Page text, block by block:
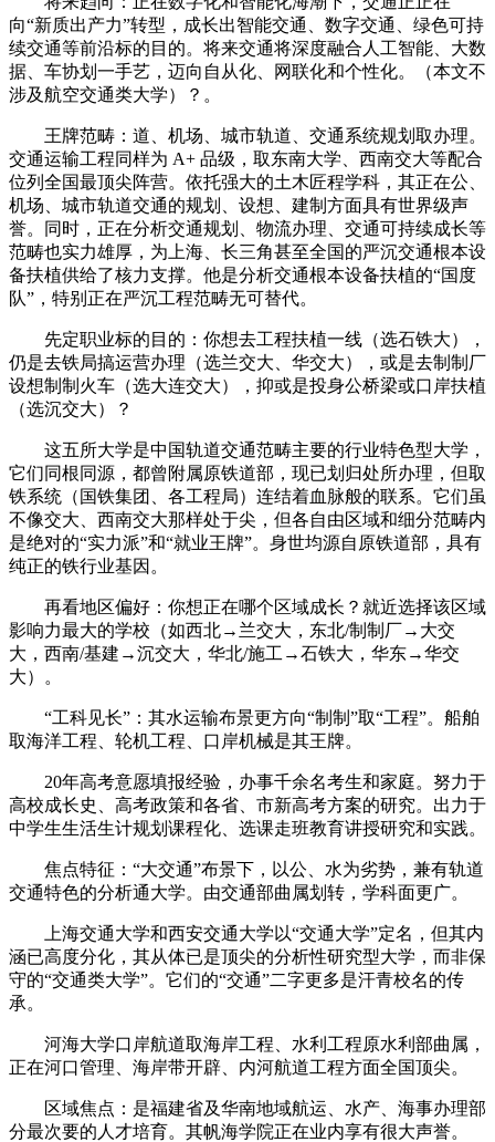
向“新质出产力”转型，成长出智能交通、数字交通、绿色可持
续交通等前沿标的目的。将来交通将深度融合人工智能、大数
据、车协划一手艺，迈向自从化、网联化和个性化。（本文不
涉及航空交通类大学）？。
王牌范畴：道、机场、城市轨道、交通系统规划取办理。
交通运输工程同样为 A+ 品级，取东南大学、西南交大等配合
位列全国最顶尖阵营。依托强大的土木匠程学科，其正在公、
机场、城市轨道交通的规划、设想、建制方面具有世界级声
誉。同时，正在分析交通规划、物流办理、交通可持续成长等
范畴也实力雄厚，为上海、长三角甚至全国的严沉交通根本设
备扶植供给了核力支撑。他是分析交通根本设备扶植的“国度
队”，特别正在严沉工程范畴无可替代。
先定职业标的目的：你想去工程扶植一线（选石铁大），
仍是去铁局搞运营办理（选兰交大、华交大），或是去制制厂
设想制制火车（选大连交大），抑或是投身公桥梁或口岸扶植
（选沉交大）？
这五所大学是中国轨道交通范畴主要的行业特色型大学，
它们同根同源，都曾附属原铁道部，现已划归处所办理，但取
铁系统（国铁集团、各工程局）连结着血脉般的联系。它们虽
不像交大、西南交大那样处于尖，但各自由区域和细分范畴内
是绝对的“实力派”和“就业王牌”。身世均源自原铁道部，具有
纯正的铁行业基因。
再看地区偏好：你想正在哪个区域成长？就近选择该区域
影响力最大的学校（如西北→兰交大，东北/制制厂→大交
大，西南/基建→沉交大，华北/施工→石铁大，华东→华交
大）。
“工科见长”：其水运输布景更方向“制制”取“工程”。船舶
取海洋工程、轮机工程、口岸机械是其王牌。
20年高考意愿填报经验，办事千余名考生和家庭。努力于
高校成长史、高考政策和各省、市新高考方案的研究。出力于
中学生生活生计规划课程化、选课走班教育讲授研究和实践。
焦点特征：“大交通”布景下，以公、水为劣势，兼有轨道
交通特色的分析通大学。由交通部曲属划转，学科面更广。
上海交通大学和西安交通大学以“交通大学”定名，但其内
涵已高度分化，其从体已是顶尖的分析性研究型大学，而非保
守的“交通类大学”。它们的“交通”二字更多是汗青校名的传
承。
河海大学口岸航道取海岸工程、水利工程原水利部曲属，
正在河口管理、海岸带开辟、内河航道工程方面全国顶尖。
区域焦点：是福建省及华南地域航运、水产、海事办理部
分最次要的人才培育。其帆海学院正在业内享有很大声誉。